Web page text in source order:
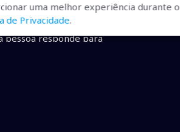
plano de R$ 300 mil com
pessoa responde para
uma melhor experiência durante o
de Privacidade.